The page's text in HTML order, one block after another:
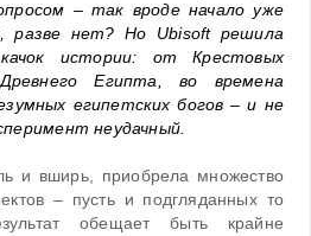
– так вроде начало уже
разве нет? Но Ubisoft решила
истории: от Крестовых
Египта, во времена
египетских богов – и не
неудачный.
и вширь, приобрела множество
– пусть и подгляданных то
обещает быть крайне